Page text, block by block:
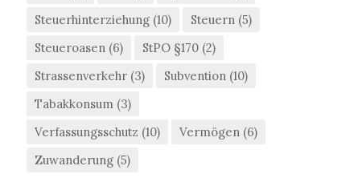
Steuerhinterziehung (10) Steuern (5)
Steueroasen (6) StPO §170 (2)
Strassenverkehr (3) Subvention (10)
Tabakkonsum (3)
Verfassungsschutz (10) Vermögen (6)
Zuwanderung (5)